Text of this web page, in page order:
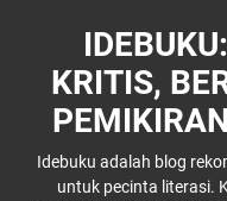
KRITIS,
Idebuku adalah blog
untuk pecinta literasi.